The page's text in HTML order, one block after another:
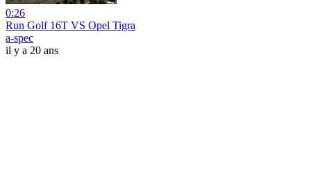
0:26
Run Golf 16T VS Opel Tigra
a-spec
il y a 20 ans